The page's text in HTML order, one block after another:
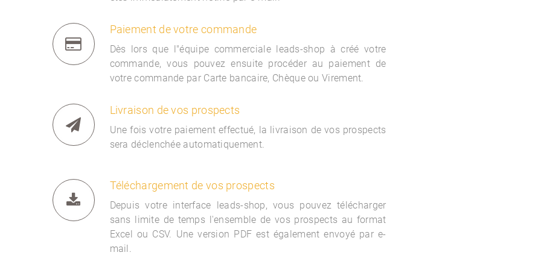
Paiement de votre commande
Dès lors que l"équipe commerciale leads-shop à créé votre
commande, vous pouvez ensuite procéder au paiement de
votre commande par Carte bancaire, Chèque ou Virement.
Livraison de vos prospects
Une fois votre paiement effectué, la livraison de vos prospects
sera déclenchée automatiquement.
Téléchargement de vos prospects
Depuis votre interface leads-shop, vous pouvez télécharger
sans limite de temps l'ensemble de vos prospects au format
Excel ou CSV. Une version PDF est également envoyé par e-
mail.